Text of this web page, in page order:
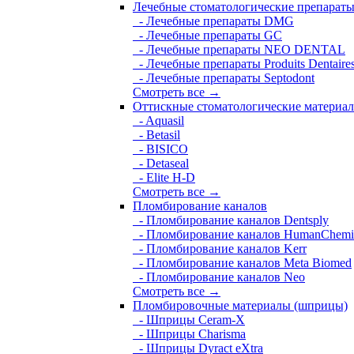
Лечебные стоматологические препараты
- Лечебные препараты DMG
- Лечебные препараты GC
- Лечебные препараты NEO DENTAL
- Лечебные препараты Produits
- Лечебные препараты Septodont
Смотреть все →
Оттискные стоматологические
- Aquasil
- Betasil
- BISICO
- Detaseal
- Elite H-D
Смотреть все →
Пломбирование каналов
- Пломбирование каналов Dentsply
- Пломбирование каналов
- Пломбирование каналов Kerr
- Пломбирование каналов Meta Biomed
- Пломбирование каналов Neo
Смотреть все →
Пломбировочные материалы (шприцы)
- Шприцы Ceram-X
- Шприцы Charisma
- Шприцы Dyract eXtra